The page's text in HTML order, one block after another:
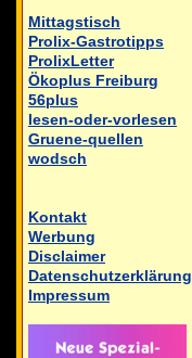
Mittagstisch
Prolix-Gastrotipps
ProlixLetter
Ökoplus Freiburg
56plus
lesen-oder-vorlesen
Gruene-quellen
wodsch
Kontakt
Werbung
Disclaimer
Datenschutzerklärung
Impressum